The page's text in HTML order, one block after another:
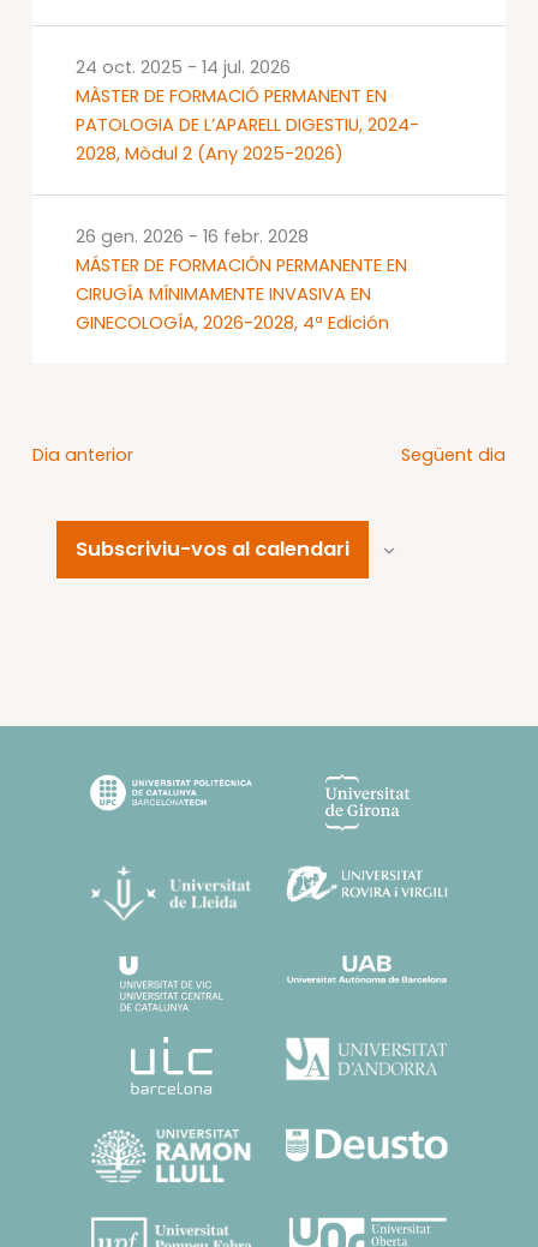
MÀSTER DE FORMACIÓ PERMANENT EN
PATOLOGIA DE L’APARELL DIGESTIU, 2024-
2028, Mòdul 2 (Any 2025-2026)
24 oct. 2025 - 14 jul. 2026
MÁSTER DE FORMACIÓN PERMANENTE EN
CIRUGÍA MÍNIMAMENTE INVASIVA EN
GINECOLOGÍA, 2026-2028, 4ª Edición
26 gen. 2026 - 16 febr. 2028
Dia anterior Següent dia
Subscriviu-vos al calendari